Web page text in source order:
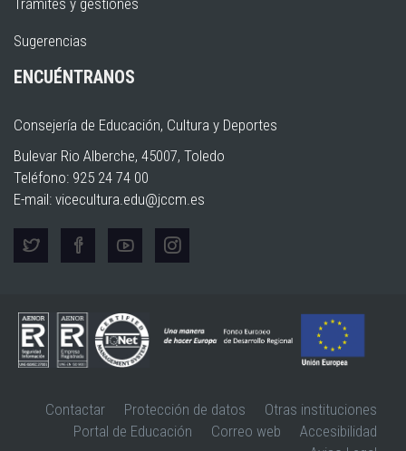
Trámites y gestiones
Sugerencias
ENCUÉNTRANOS
Consejería de Educación, Cultura y Deportes
Bulevar Rio Alberche, 45007, Toledo
Teléfono: 925 24 74 00
E-mail: vicecultura.edu@jccm.es
Contactar Protección de datos
Otras instituciones
Portal de Educación
Correo web
Accesibilidad